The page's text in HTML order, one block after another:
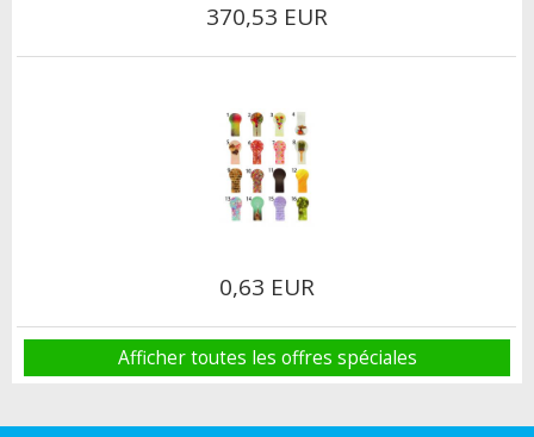
370,53 EUR
0,63 EUR
Afficher toutes les offres spéciales